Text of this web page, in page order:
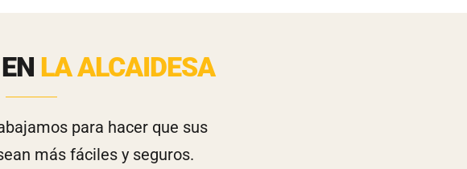
LA ALCAIDESA
para hacer que sus
más fáciles y seguros.